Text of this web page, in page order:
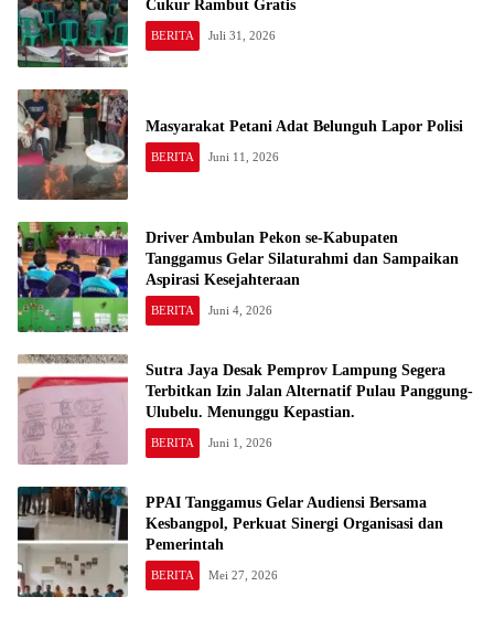
Cukur Rambut Gratis
BERITA Juli 31, 2026
Masyarakat Petani Adat Belunguh Lapor Polisi
BERITA Juni 11, 2026
Driver Ambulan Pekon se-Kabupaten
Tanggamus Gelar Silaturahmi dan Sampaikan
Aspirasi Kesejahteraan
BERITA Juni 4, 2026
Sutra Jaya Desak Pemprov Lampung Segera
Terbitkan Izin Jalan Alternatif Pulau Panggung-
Ulubelu. Menunggu Kepastian.
BERITA Juni 1, 2026
PPAI Tanggamus Gelar Audiensi Bersama
Kesbangpol, Perkuat Sinergi Organisasi dan
Pemerintah
BERITA Mei 27, 2026